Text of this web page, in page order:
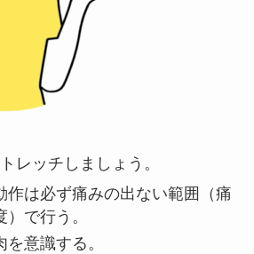
レッチしましょう。
作は必ず痛みの出ない範囲（痛
で行う。
意識する。